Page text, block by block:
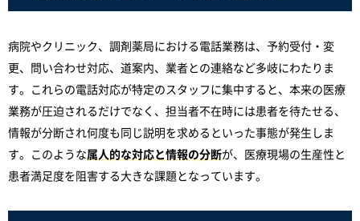
病院やクリニック、調剤薬局における電話業務は、予約受付・変
更、問い合わせ対応、道案内、業者との連絡など多岐にわたりま
す。これらの電話対応が特定のスタッフに集中すると、本来の医療
業務が圧迫されるだけでなく、担当者不在時には患者を待たせる、
情報が分断され何度も同じ説明を求めるといった事態が発生しま
す。このような属人的な対応と情報の分断が、医療現場の生産性と
患者満足度を阻害する大きな課題となっています。